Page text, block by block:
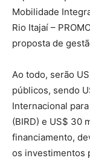
Mobilidade
Rio Itajaí –
proposta de
Ao todo, serão
públicos, sendo
Internacional
(BIRD) e US$ 30
financiamento,
os investimentos